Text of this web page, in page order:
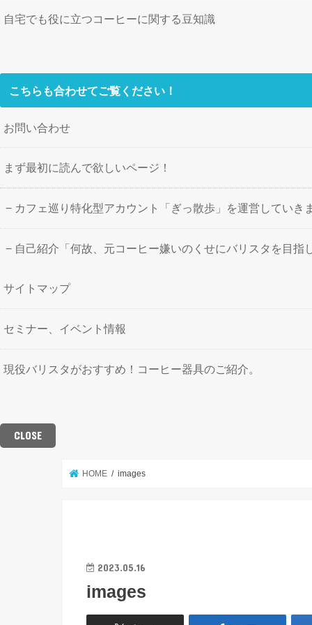
自宅でも役に立つコーヒーに関する豆知識
こちらも合わせてご覧ください！
お問い合わせ
まず最初に読んで欲しいページ！
カフェ巡り特化型アカウント「ぎっ散歩」を運営していき
自己紹介「何故、元コーヒー嫌いのくせにバリスタを目指
サイトマップ
セミナー、イベント情報
現役バリスタがおすすめ！コーヒー器具のご紹介。
CLOSE
HOME images
2023.05.16
images